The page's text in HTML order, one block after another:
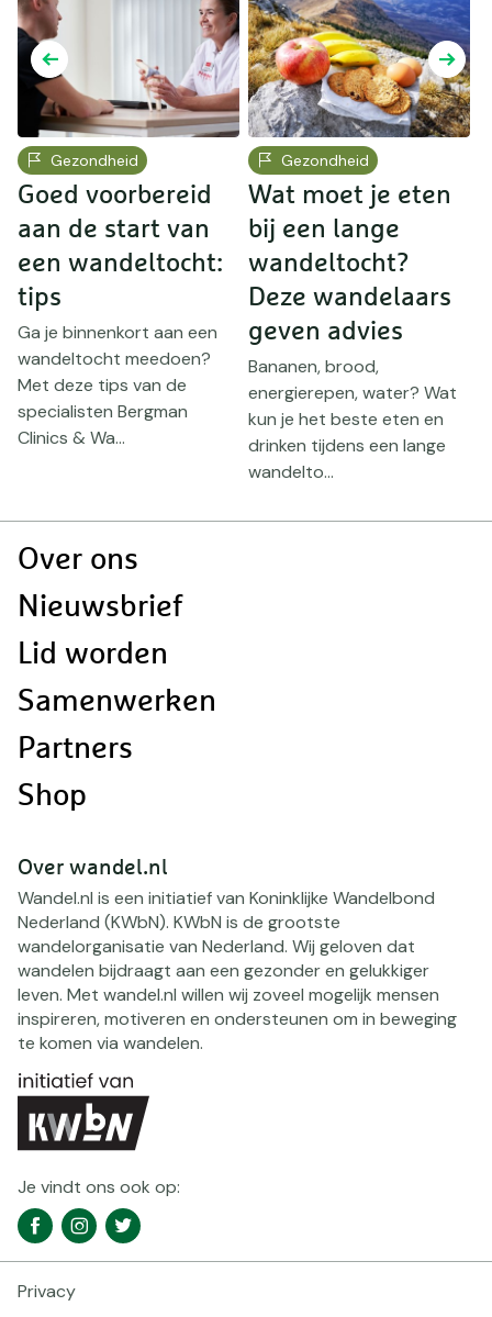
Gezondheid
Goed voorbereid
aan de start van
een wandeltocht:
tips
Ga je binnenkort aan een
wandeltocht meedoen?
Met deze tips van de
specialisten Bergman
Clinics & Wa...
Gezondheid
Wat moet je eten
bij een lange
wandeltocht?
Deze wandelaars
geven advies
Bananen, brood,
energierepen, water? Wat
kun je het beste eten en
drinken tijdens een lange
wandelto...
Doormat
Over ons
Nieuwsbrief
Lid worden
Samenwerken
Partners
Shop
Over wandel.nl
Wandel.nl is een initiatief van Koninklijke Wandelbond
Nederland (KWbN). KWbN is de grootste
wandelorganisatie van Nederland. Wij geloven dat
wandelen bijdraagt aan een gezonder en gelukkiger
leven. Met wandel.nl willen wij zoveel mogelijk mensen
inspireren, motiveren en ondersteunen om in beweging
te komen via wandelen.
Je vindt ons ook op:
Social
media
navigatie
FacebookInstagramTwitter
Footer
Privacy